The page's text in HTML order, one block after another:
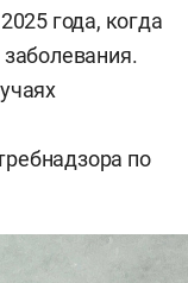
года, когда
по